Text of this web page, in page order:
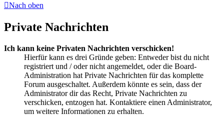
Nach oben
Private Nachrichten
Ich kann keine Privaten Nachrichten verschicken!
Hierfür kann es drei Gründe geben: Entweder bist du nicht
registriert und / oder nicht angemeldet, oder die Board-
Administration hat Private Nachrichten für das komplette
Forum ausgeschaltet. Außerdem könnte es sein, dass der
Administrator dir das Recht, Private Nachrichten zu
verschicken, entzogen hat. Kontaktiere einen Administrator,
um weitere Informationen zu erhalten.